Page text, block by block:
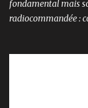
fondamental mais
radiocommandée :